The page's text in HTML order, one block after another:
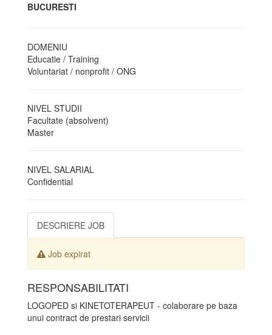
BUCURESTI
DOMENIU
Educatie / Training
Voluntariat / nonprofit / ONG
NIVEL STUDII
Facultate (absolvent)
Master
NIVEL SALARIAL
Confidential
DESCRIERE JOB
Job expirat
RESPONSABILITATI
LOGOPED si KINETOTERAPEUT - colaborare pe baza
unui contract de prestari servicii